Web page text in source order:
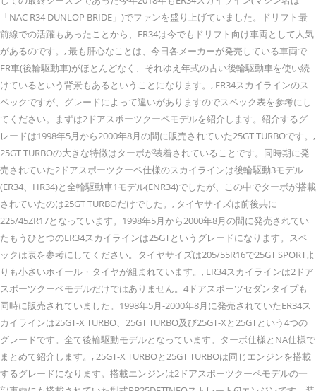
「NAC R34 DUNLOP BRIDE」)でファンを盛り上げていました。ドリフト最
前線での活躍もあったことから、ER34は今でもドリフト向け車両として人気
があるのです。, 最も肝心なことは、今日各メーカーが発売している車両で
FR車(後輪駆動車)がほとんどなく、それゆえ年式の古い後輪駆動車を使い続
けているという背景もあるということになります。, ER34スカイラインのス
ペックですが、グレードによって違いがありますのでスペック表を参考にし
てください。まずは2ドアスポーツクーペモデルを紹介します。紹介するグ
レードは1998年5月から2000年8月の間に販売されていた25GT TURBOです。,
25GT TURBOの大きな特徴はターボが装着されていることです。同時期に発
売されていた2ドアスポーツクーペ仕様のスカイラインは後輪駆動3モデル
(ER34、HR34)と全輪駆動車1モデル(ENR34)でしたが、この中でターボが搭載
されていたのは25GT TURBOだけでした。, タイヤサイズは前後共に
225/45ZR17となっています。1998年5月から2000年8月の間に発売されてい
たもうひとつのER34スカイラインは25GTというグレードになります。スペ
ックは表を参考にしてください。タイヤサイズは205/55R16で25GT SPORTよ
りも小さいホイール・タイヤが組まれています。, ER34スカイラインは2ドア
スポーツクーペモデルだけではありません。4ドアスポーツセダンタイプも
同時に販売されていました。1998年5月-2000年8月に発売されていたER34ス
カイラインは25GT-X TURBO、25GT TURBO及び25GT-Xと25GTという4つの
グレードです。全て後輪駆動モデルとなっています。ターボ仕様とNA仕様で
まとめて紹介します。, 25GT-X TURBOと25GT TURBOは同じエンジンを搭載
するグレードになります。搭載エンジンは2ドアスポーツクーペモデルの一